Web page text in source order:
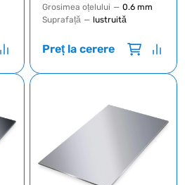
Grosimea oțelului — 0.6 mm
Suprafață — lustruită
Preț la cerere